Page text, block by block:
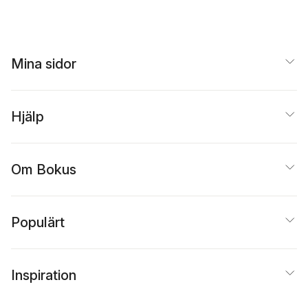
Mina sidor
Hjälp
Om Bokus
Populärt
Inspiration